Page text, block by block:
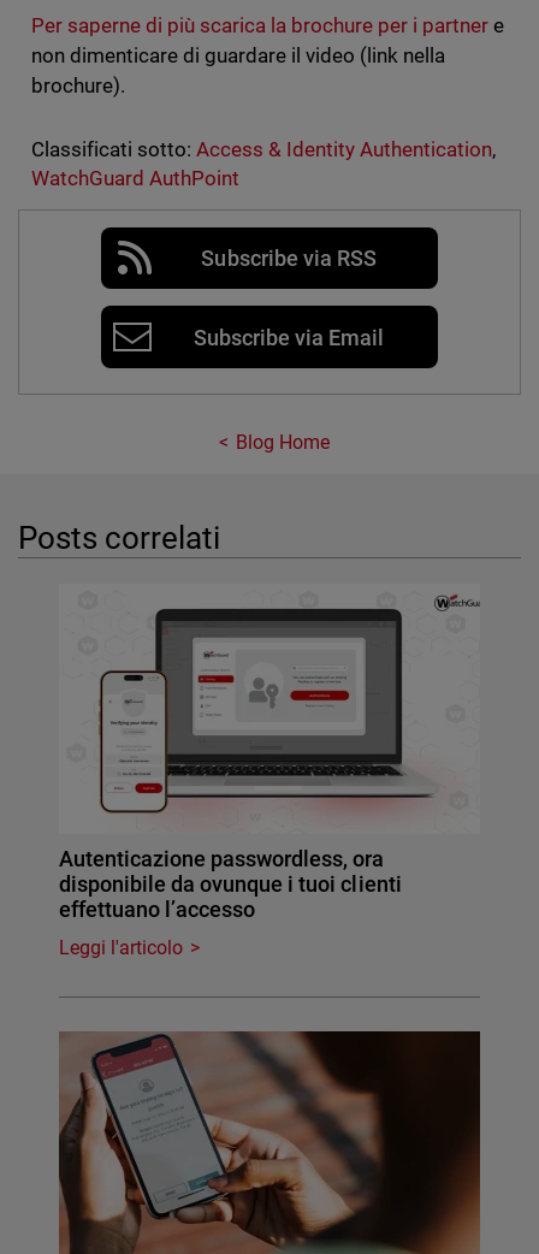
Per saperne di più scarica la brochure per i partner e
non dimenticare di guardare il video (link nella
brochure).
Classificati sotto: Access & Identity Authentication,
WatchGuard AuthPoint
Subscribe via RSS
Subscribe via Email
Blog Home
Posts correlati
Autenticazione passwordless, ora
disponibile da ovunque i tuoi clienti
effettuano l’accesso
Leggi l'articolo